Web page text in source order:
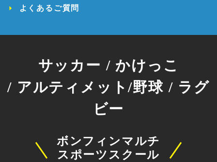
よくあるご質問
サッカー / かけっこ
/ アルティメット/野球 / ラグ
ビー
ボンフィンマルチ
スポーツスクール